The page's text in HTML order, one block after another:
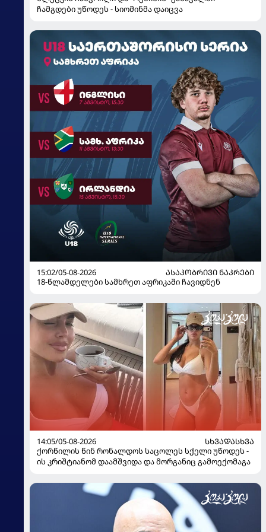
ჩამგდები უწოდეს - სიომინმა დაიცვა
15:02/05-08-2026
ᲐᲡᲐᲙᲝᲑᲠᲘᲕᲘ ᲜᲐᲙᲠᲔᲑᲘ
18-წლამდელები სამხრეთ აფრიკაში ჩავიდნენ
14:05/05-08-2026
ᲡᲮᲕᲐᲓᲐᲡᲮᲕᲐ
ქორწილის წინ რონალდოს საცოლეს სქელი უწოდეს -
ის კრიშტიანომ დაამშვიდა და მორგანიც გამოექომაგა